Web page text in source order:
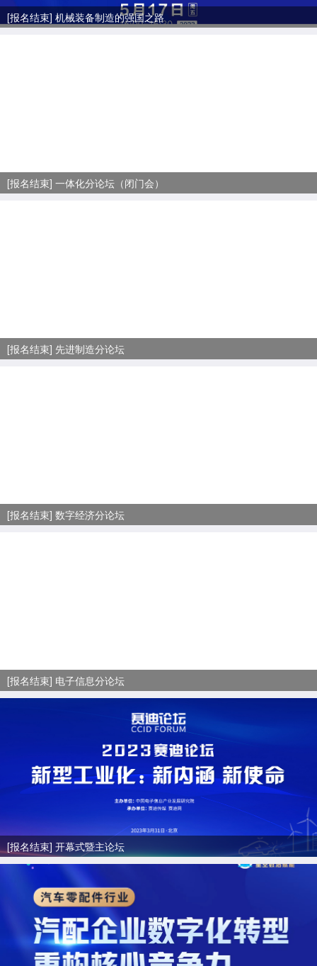
[报名结束] 机械装备制造的强国之路
[报名结束] 一体化分论坛（闭门会）
[报名结束] 先进制造分论坛
[报名结束] 数字经济分论坛
[报名结束] 电子信息分论坛
[报名结束] 开幕式暨主论坛